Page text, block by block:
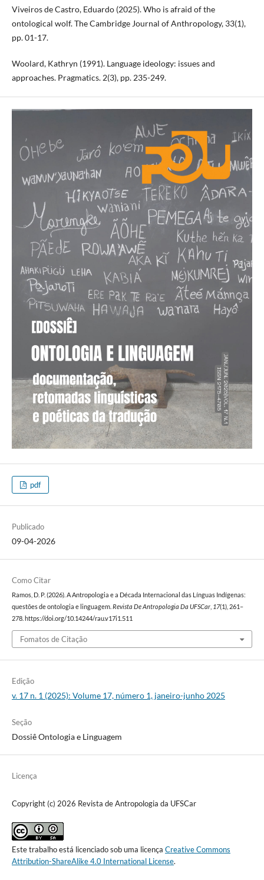
Viveiros de Castro, Eduardo (2025). Who is afraid of the
ontological wolf. The Cambridge Journal of Anthropology, 33(1),
pp. 01-17.
Woolard, Kathryn (1991). Language ideology: issues and
approaches. Pragmatics. 2(3), pp. 235-249.
pdf
Publicado
09-04-2026
Como Citar
Ramos, D. P. (2026). A Antropologia e a Década Internacional das Línguas Indígenas:
questões de ontologia e linguagem. Revista De Antropologia Da UFSCar, 17(1), 261–
278. https://doi.org/10.14244/rau.v17i1.511
Fomatos de Citação
Edição
v. 17 n. 1 (2025): Volume 17, número 1, janeiro-junho 2025
Seção
Dossiê Ontologia e Linguagem
Licença
Copyright (c) 2026 Revista de Antropologia da UFSCar
Este trabalho está licenciado sob uma licença Creative Commons
Attribution-ShareAlike 4.0 International License.